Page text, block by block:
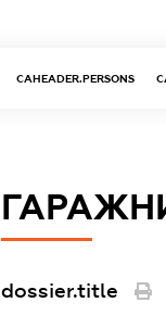
CAHEADER.PERSONS
dossier.title